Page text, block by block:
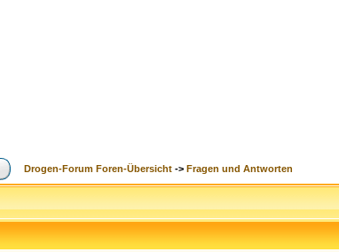
Drogen-Forum Foren-Übersicht -> Fragen und Antworten